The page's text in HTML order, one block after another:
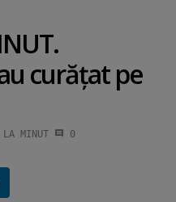
curăţat pe
LA MINUT 0